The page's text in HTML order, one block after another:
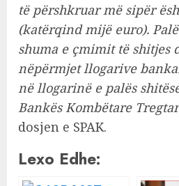
të përshkruar më sipër
(katërqind mijë euro).
shuma e çmimit të shitjes
nëpërmjet llogarive
në llogarinë e palës
Bankës Kombëtare
dosjen e SPAK.
Lexo Edhe: